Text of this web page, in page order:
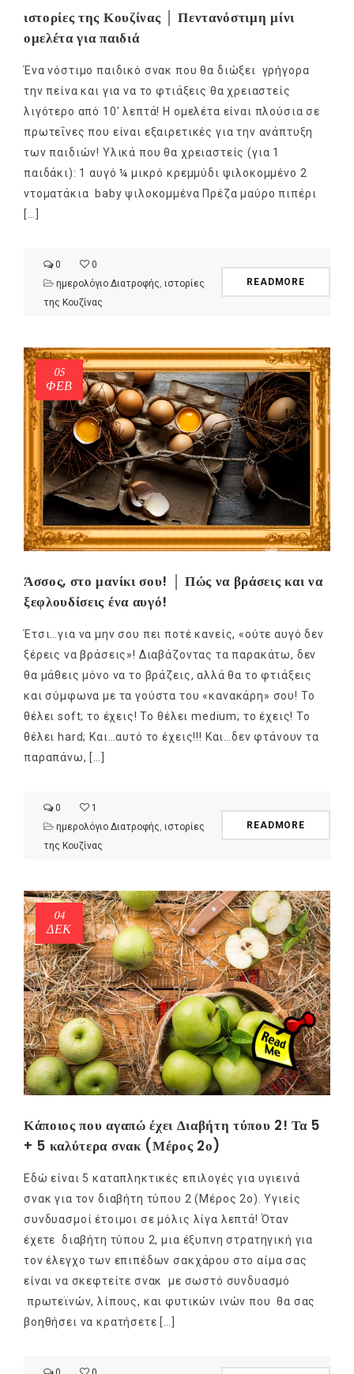
ιστορίες της Κουζίνας │ Πεντανόστιμη μίνι
ομελέτα για παιδιά
Ένα νόστιμο παιδικό σνακ που θα διώξει γρήγορα
την πείνα και για να το φτιάξεις θα χρειαστείς
λιγότερο από 10′ λεπτά! Η ομελέτα είναι πλούσια σε
πρωτεΐνες που είναι εξαιρετικές για την ανάπτυξη
των παιδιών! Υλικά που θα χρειαστείς (για 1
παιδάκι): 1 αυγό ¼ μικρό κρεμμύδι ψιλοκομμένo 2
ντοματάκια baby ψιλοκομμένα Πρέζα μαύρο πιπέρι
[…]
0
0
ημερολόγιο Διατροφής ιστορίες
της Κουζίνας
READMORE
05
ΦΕΒ
Άσσος, στο μανίκι σου! │ Πώς να βράσεις και να
ξεφλουδίσεις ένα αυγό!
Έτσι…για να μην σου πει ποτέ κανείς, «ούτε αυγό δεν
ξέρεις να βράσεις»! Διαβάζοντας τα παρακάτω, δεν
θα μάθεις μόνο να το βράζεις, αλλά θα το φτιάξεις
και σύμφωνα με τα γούστα του «κανακάρη» σου! Το
θέλει soft; το έχεις! Το θέλει medium; το έχεις! Το
θέλει hard; Και…αυτό το έχεις!!! Και…δεν φτάνουν τα
παραπάνω, […]
0
1
ημερολόγιο Διατροφής, ιστορίες
της Κουζίνας
READMORE
04
ΔΕΚ
Κάποιος που αγαπώ έχει Διαβήτη τύπου 2! Τα 5
+ 5 καλύτερα σνακ (Μέρος 2ο)
Εδώ είναι 5 καταπληκτικές επιλογές για υγιεινά
σνακ για τον διαβήτη τύπου 2 (Μέρος 2ο). Υγιείς
συνδυασμοί έτοιμοι σε μόλις λίγα λεπτά! Όταν
έχετε διαβήτη τύπου 2, μια έξυπνη στρατηγική για
τον έλεγχο των επιπέδων σακχάρου στο αίμα σας
είναι να σκεφτείτε σνακ με σωστό συνδυασμό
πρωτεϊνών, λίπους, και φυτικών ινών που θα σας
βοηθήσει να κρατήσετε […]